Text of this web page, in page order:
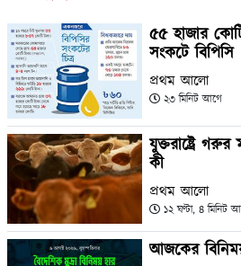
৫৫ হাজার
সংকটে বিপিসি
প্রথম আলো
২৩ মিনিট আগে
যুক্তরাষ্ট্রে
কী
প্রথম আলো
১২ ঘণ্টা, ৪ মিনিট
আজকের